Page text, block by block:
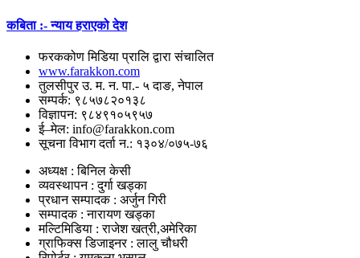
कबिता :- न्याय हराएको देश
फरककोण मिडिया प्रालि द्वारा संचालित
www.farakkon.com
तुलसीपुर उ. म. न. पा.- ५ दाङ, नेपाल
सम्पर्क: ९८५७८२०१३८
विज्ञापन: ९८४९१०५९५७
ई–मेल: info@farakkon.com
सूचना विभाग दर्ता न.: १३०४/०७५-७६
अध्यक्ष : बिनिल केसी
व्यवस्थापन : दुर्गा खड्का
प्रधान सम्पादक : अर्जुन गिरी
सम्पादक : नारायण खड्का
मल्टिमिडिया : राजेश खत्री,अमेरिका
ग्राफिक्स डिजाइनर : लालु चौधरी